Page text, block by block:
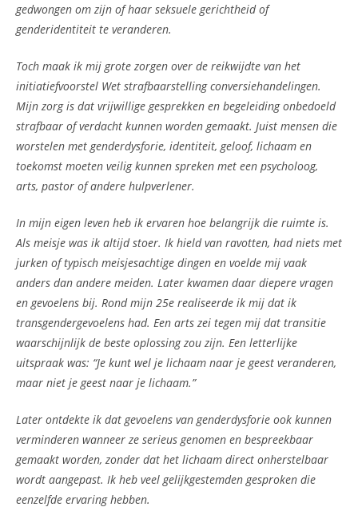
gedwongen om zijn of haar seksuele gerichtheid of
genderidentiteit te veranderen.
Toch maak ik mij grote zorgen over de reikwijdte van het
initiatiefvoorstel Wet strafbaarstelling conversiehandelingen.
Mijn zorg is dat vrijwillige gesprekken en begeleiding onbedoeld
strafbaar of verdacht kunnen worden gemaakt. Juist mensen die
worstelen met genderdysforie, identiteit, geloof, lichaam en
toekomst moeten veilig kunnen spreken met een psycholoog,
arts, pastor of andere hulpverlener.
In mijn eigen leven heb ik ervaren hoe belangrijk die ruimte is.
Als meisje was ik altijd stoer. Ik hield van ravotten, had niets met
jurken of typisch meisjesachtige dingen en voelde mij vaak
anders dan andere meiden. Later kwamen daar diepere vragen
en gevoelens bij. Rond mijn 25e realiseerde ik mij dat ik
transgendergevoelens had. Een arts zei tegen mij dat transitie
waarschijnlijk de beste oplossing zou zijn. Een letterlijke
uitspraak was: “Je kunt wel je lichaam naar je geest veranderen,
maar niet je geest naar je lichaam.”
Later ontdekte ik dat gevoelens van genderdysforie ook kunnen
verminderen wanneer ze serieus genomen en bespreekbaar
gemaakt worden, zonder dat het lichaam direct onherstelbaar
wordt aangepast. Ik heb veel gelijkgestemden gesproken die
eenzelfde ervaring hebben.